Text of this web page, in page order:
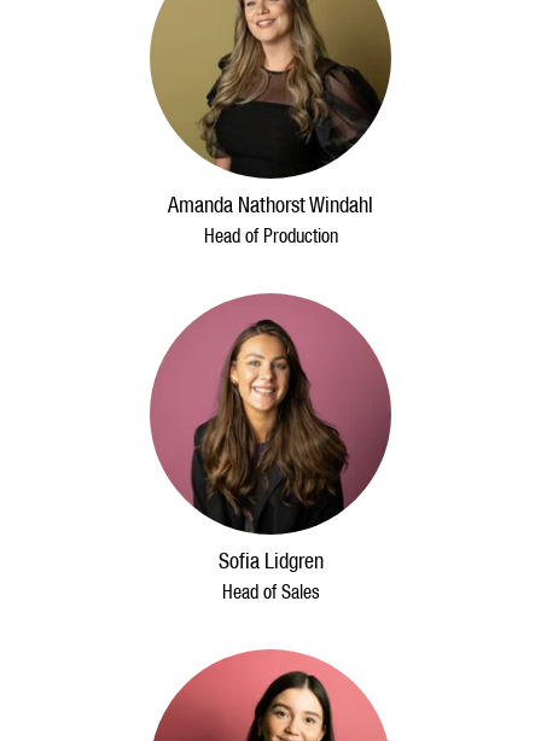
Amanda Nathorst Windahl
Head of Production
Sofia Lidgren
Head of Sales